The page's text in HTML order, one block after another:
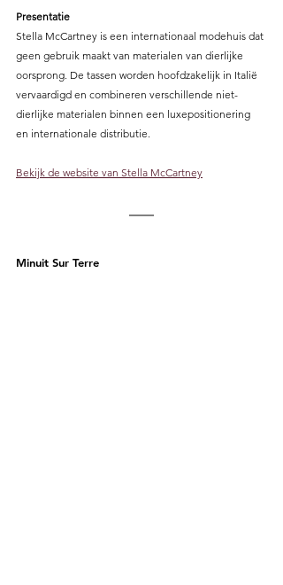
Presentatie
Stella McCartney is een internationaal modehuis dat
geen gebruik maakt van materialen van dierlijke
oorsprong. De tassen worden hoofdzakelijk in Italië
vervaardigd en combineren verschillende niet-
dierlijke materialen binnen een luxepositionering
en internationale distributie.
Bekijk de website van Stella McCartney
Minuit Sur Terre